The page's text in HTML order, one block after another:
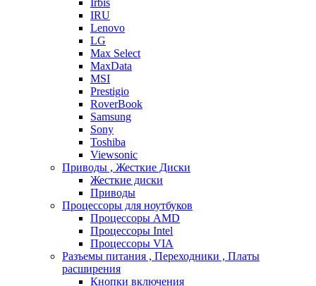
IRU
Lenovo
LG
Max Select
MaxData
MSI
Prestigio
RoverBook
Samsung
Sony
Toshiba
Viewsonic
Приводы , Жесткие Диски
Жесткие диски
Приводы
Процессоры для ноутбуков
Процессоры AMD
Процессоры Intel
Процессоры VIA
Разъемы питания , Переходники , Платы
расширения
Кнопки включения